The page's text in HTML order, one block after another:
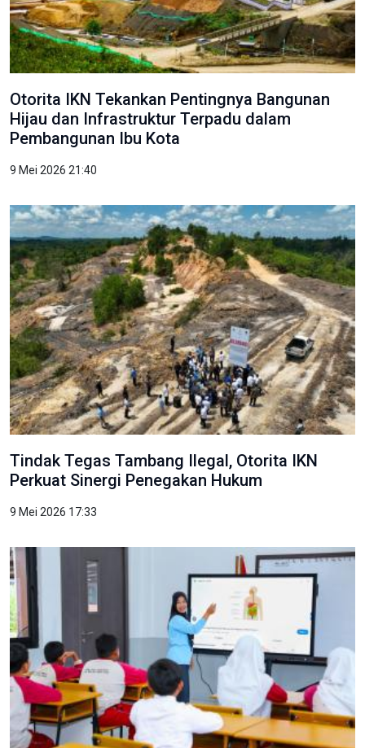
Otorita IKN Tekankan Pentingnya Bangunan
Hijau dan Infrastruktur Terpadu dalam
Pembangunan Ibu Kota
9 Mei 2026 21:40
Tindak Tegas Tambang Ilegal, Otorita IKN
Perkuat Sinergi Penegakan Hukum
9 Mei 2026 17:33